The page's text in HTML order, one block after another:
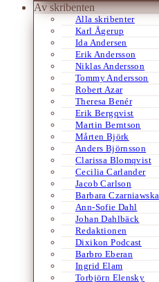
Av skribenten
Alla skribenter
Karl Ågerup
Ida Andersen
Erik Andersson
Niklas Andersson
Tommy Andersson
Robert Azar
Theresa Benér
Erik Bergqvist
Martin Berntson
Mårten Björk
Anders Björnsson
Clarissa Blomqvist
Cecilia Carlander
Jacob Carlson
Barbara Czarniawska
Ann-Sofie Dahl
Johan Dahlbäck
Redaktionen
Dixikon Podcast
Barbro Eberan
Ingrid Elam
Torbjörn Elensky